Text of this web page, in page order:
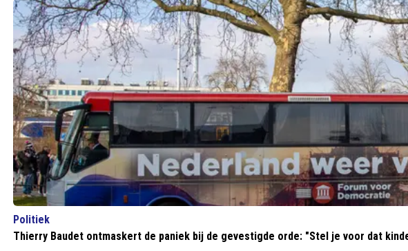
Politiek
Thierry Baudet ontmaskert de paniek bij de gevestigde orde: "Stel je voor dat